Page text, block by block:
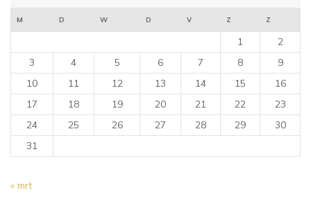
M D W D V Z Z
1
2
3
4 5 6 7 8
9
10
11 12 13 14 15
16
17
18 19 20 21 22
23
24
25 26 27 28 29
30
31
« mrt